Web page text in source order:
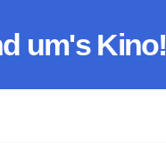
um's Kino!